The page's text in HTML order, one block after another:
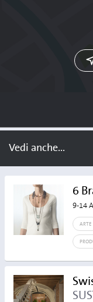
Vedi anche...
6
9-14
ARTE